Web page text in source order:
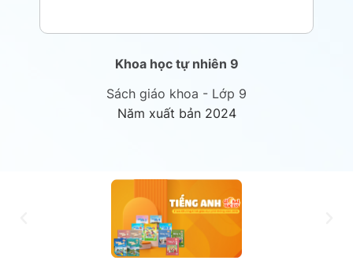
Khoa học tự nhiên 9
Sách giáo khoa - Lớp 9
Năm xuất bản 2024